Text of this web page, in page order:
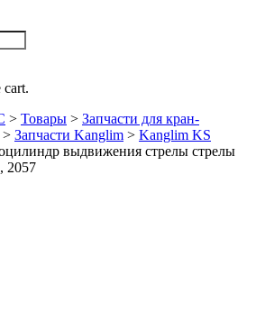
cart.
> Товары > Запчасти для кран-
> Запчасти Kanglim > Kanglim KS
выдвижения стрелы стрелы
2057